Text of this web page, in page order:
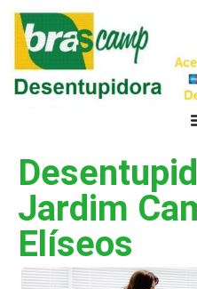
Jardim
Elíseos